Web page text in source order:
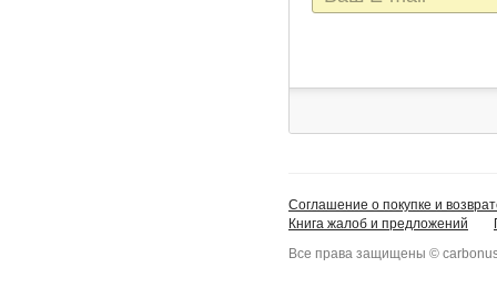
mail
Соглашение о покупке и
Книга жалоб и предложений
Все права защищены ©